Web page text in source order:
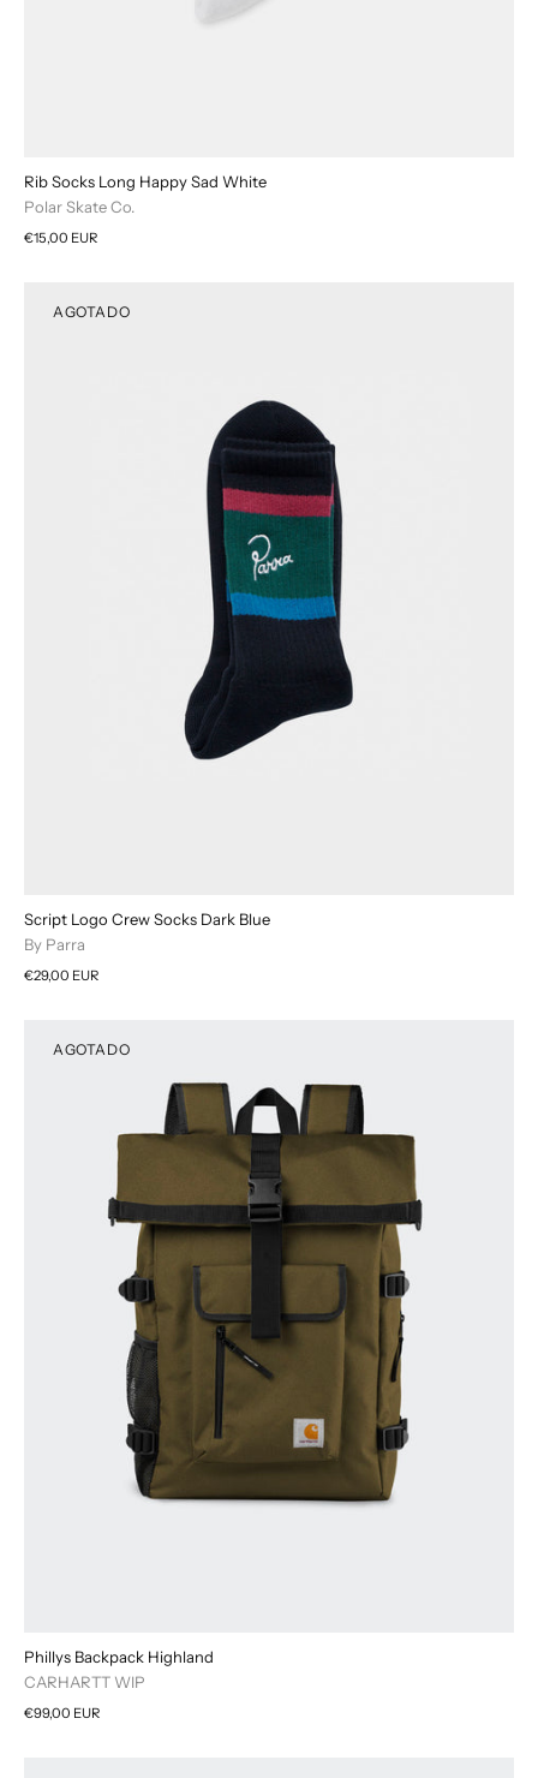
Rib Socks Long Happy Sad White
Polar Skate Co.
€15,00 EUR
AGOTADO
Script Logo Crew Socks Dark Blue
By Parra
€29,00 EUR
AGOTADO
Phillys Backpack Highland
CARHARTT WIP
€99,00 EUR